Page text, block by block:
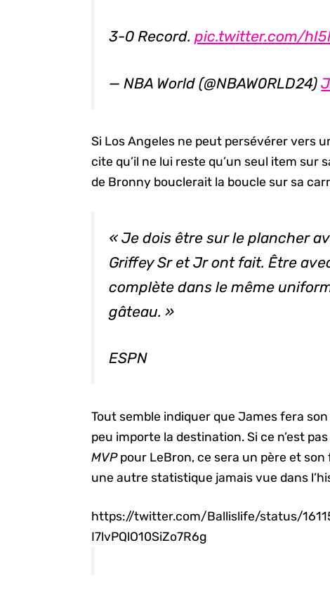
3-0 Record.pic.twitter.com/
— NBA World (@NBAW0RLD24)
Si Los Angeles ne peut persévérer vers
cite qu’il ne lui reste qu’un seul item sur
de Bronny bouclerait la boucle sur sa
« Je dois être sur le plancher
Griffey Sr et Jr ont fait. Être
complète dans le même
gâteau. »
ESPN
Tout semble indiquer que James fera
peu importe la destination. Si ce n’est
MVPpour LeBron, ce sera un père et
une autre statistique jamais vue dans
https://twitter.com/Ballislife/status/
I7lvPQlO10SiZo7R6g